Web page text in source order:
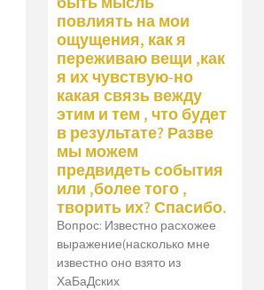
повлиять на мои
ощущения, как я
переживаю вещи ,как
я их чувствую-но
какая связь вежду
этим и тем , что будет
в результате? Разве
мы можем
предвидеть события
или ,более того ,
творить их? Спасибо.
Вопрос: Известно расхожее
выражение(насколько мне
известно оно взято из
ХаБаДских